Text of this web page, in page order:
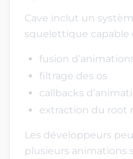
Cave inclut un
squelettique capable
fusion
filtrage des os
callbacks
extraction du root
Les développeurs
plusieurs animations